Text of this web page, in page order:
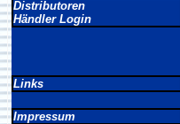
Distributoren
Händler Login
Links
Impressum